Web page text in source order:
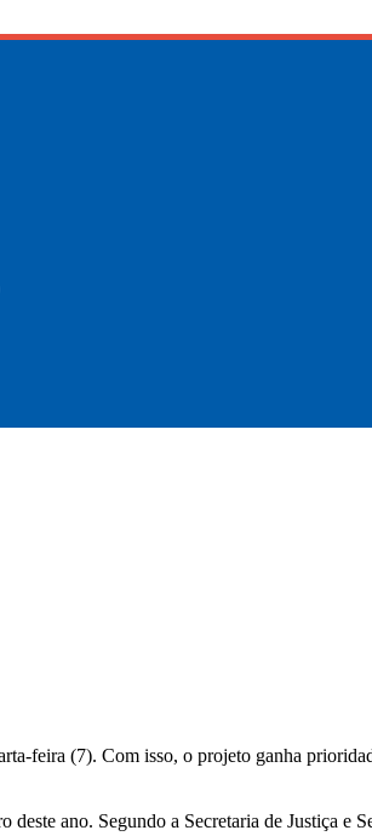
feira (7). Com isso, o projeto ganha
ano. Segundo a Secretaria de Justiça e